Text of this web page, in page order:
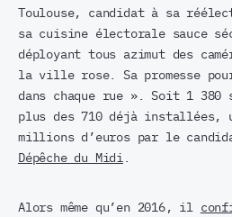
Toulouse, candidat à sa
sa cuisine électorale sauce
déployant tous azimut des
la ville rose. Sa promesse pour
dans chaque rue ». Soit 1 380
plus des 710 déjà installées,
millions d’euros par le
Dépêche du Midi .
Alors même qu’en 2016, il